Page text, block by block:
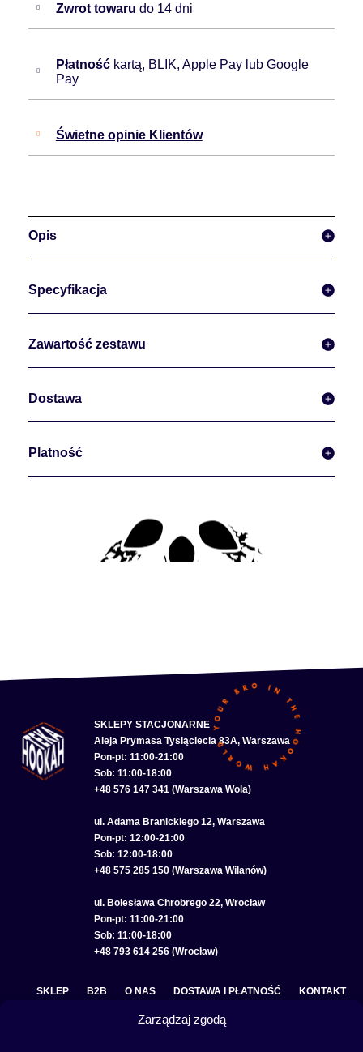
Zarządzaj zgodą
Zwrot towaru do 14 dni
Płatność kartą, BLIK, Apple Pay lub Google
Pay
Świetne opinie Klientów
Opis
Specyfikacja
Zawartość zestawu
Dostawa
Platność
SKLEPY STACJONARNE
Aleja Prymasa Tysiąclecia 83A, Warszawa
Pon-pt: 11:00-21:00
Sob: 11:00-18:00
+48 576 147 341 (Warszawa Wola)
ul. Adama Branickiego 12, Warszawa
Pon-pt: 12:00-21:00
Sob: 12:00-18:00
+48 575 285 150 (Warszawa Wilanów)
ul. Bolesława Chrobrego 22, Wrocław
Pon-pt: 11:00-21:00
Sob: 11:00-18:00
+48 793 614 256 (Wrocław)
SKLEP B2B O NAS DOSTAWA I PŁATNOŚĆ KONTAKT
POLITYKA PRYWATNOŚCI